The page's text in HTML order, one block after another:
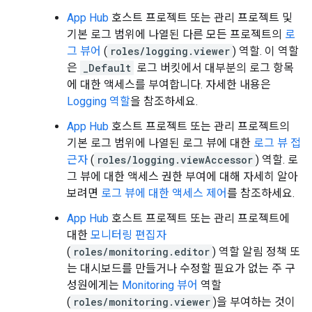
App Hub 호스트 프로젝트 또는 관리 프로젝트 및
기본 로그 범위에 나열된 다른 모든 프로젝트의 로
그 뷰어 ( roles/logging.viewer ) 역할. 이 역할
은
_Default 로그 버킷에서 대부분의 로그 항목
에 대한 액세스를 부여합니다. 자세한 내용은
Logging 역할을 참조하세요.
App Hub 호스트 프로젝트 또는 관리 프로젝트의
기본 로그 범위에 나열된 로그 뷰에 대한 로그 뷰 접
근자 ( roles/logging.viewAccessor ) 역할. 로
그 뷰에 대한 액세스 권한 부여에 대해 자세히 알아
보려면 로그 뷰에 대한 액세스 제어를 참조하세요.
App Hub 호스트 프로젝트 또는 관리 프로젝트에
대한 모니터링 편집자
( roles/monitoring.editor ) 역할 알림 정책 또
는 대시보드를 만들거나 수정할 필요가 없는 주 구
성원에게는 Monitoring 뷰어 역할
( roles/monitoring.viewer )을 부여하는 것이